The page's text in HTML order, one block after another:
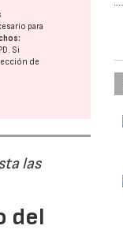
para
. Si
de
las
del